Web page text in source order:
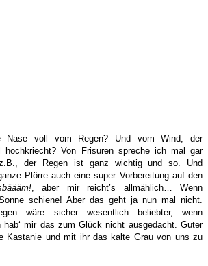
voll vom Regen? Und vom Wind, der
hochkriecht? Von Frisuren spreche ich mal gar
der Regen ist ganz wichtig und so. Und
Plörre auch eine super Vorbereitung auf den
, aber mir reicht’s allmählich… Wenn
schiene! Aber das geht ja nun mal nicht.
wäre sicher wesentlich beliebter, wenn
mir das zum Glück nicht ausgedacht. Guter
Kastanie und mit ihr das kalte Grau von uns zu